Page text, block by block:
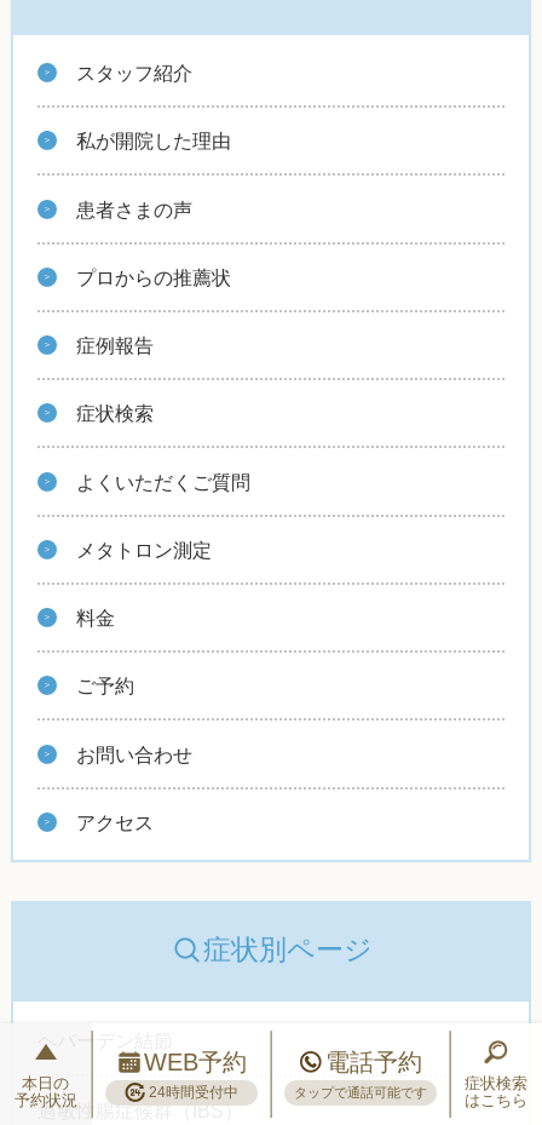
スタッフ紹介
私が開院した理由
患者さまの声
プロからの推薦状
症例報告
症状検索
よくいただくご質問
メタトロン測定
料金
ご予約
お問い合わせ
アクセス
症状別ページ
ヘバーデン結節
過敏性腸症候群（IBS）
本日の
予約状況
WEB予約
24時間受付中
電話予約
タップで通話可能です
症状検索
はこちら